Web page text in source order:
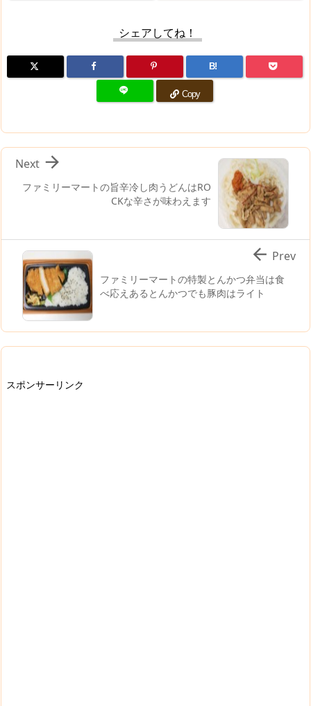
シェアしてね！
B!
Copy
ファミリーマートの旨辛冷し肉うどんはRO
CKな辛さが味わえます

Next
ファミリーマートの特製とんかつ弁当は食
べ応えあるとんかつでも豚肉はライト
 Prev
スポンサーリンク